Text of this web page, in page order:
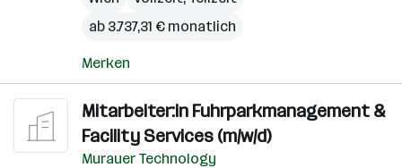
ab 3.737,31 € monatlich
Merken
Mitarbeiter:in Fuhrparkmanagement &
Facility Services (m/w/d)
Murauer Technology